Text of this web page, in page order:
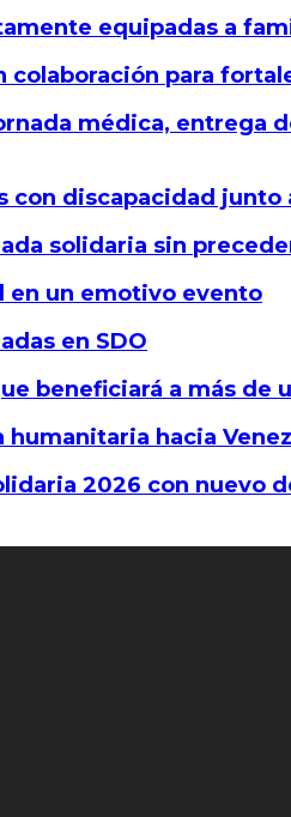
equipadas a
colaboración para
médica,
discapacidad junto
solidaria sin
en un emotivo evento
en SDO
beneficiará a más de
hacia
2026 con nuevo